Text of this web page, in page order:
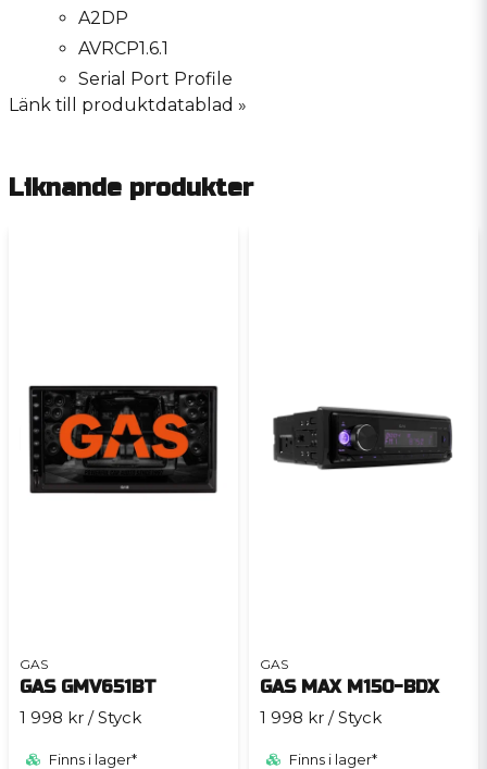
A2DP
AVRCP1.6.1
Serial Port Profile
Länk till produktdatablad »
Liknande produkter
GAS
GAS GMV651BT
1 998 kr / Styck
Finns i lager*
GAS
GAS MAX M150-BDX
1 998 kr / Styck
Finns i lager*